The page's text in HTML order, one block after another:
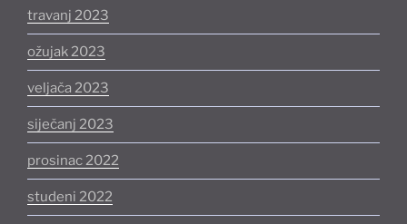
travanj 2023
ožujak 2023
veljača 2023
siječanj 2023
prosinac 2022
studeni 2022